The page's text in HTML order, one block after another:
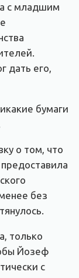
с младшим
дать его,
бумаги
о том, что
без
только
Йозеф
с